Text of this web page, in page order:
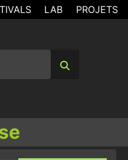
LAB PROJETS
for: